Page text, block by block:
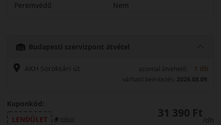
Peremvédő
Nem
Budapesti szervizpont átvétel
AKH Soroksári út azonnal átvehető: 1 db
várható beérkezés: 2026.08.09.
Kuponkód:
LENDÜLET
másol 31 390 Ft
/db